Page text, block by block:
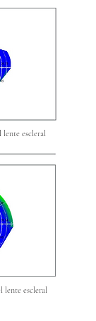
lente escleral
lente escleral